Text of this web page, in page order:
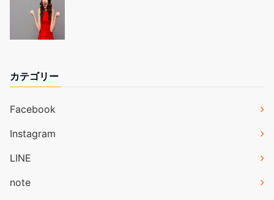
カテゴリー
Facebook
Instagram
LINE
note